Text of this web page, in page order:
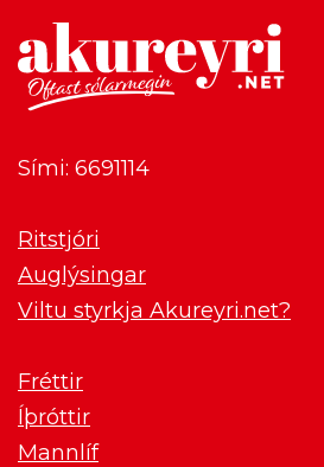
Sími: 6691114
Ritstjóri
Auglýsingar
Viltu styrkja Akureyri.net?
Fréttir
Íþróttir
Mannlíf